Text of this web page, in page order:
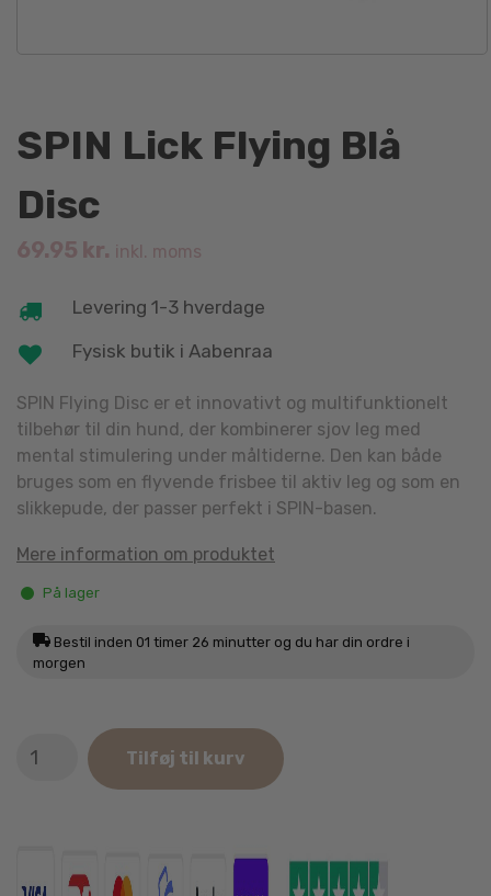
SPIN Lick Flying Blå
Disc
69.95 kr. inkl. moms
Levering 1-3 hverdage
Fysisk butik i Aabenraa
SPIN Flying Disc er et innovativt og multifunktionelt
tilbehør til din hund, der kombinerer sjov leg med
mental stimulering under måltiderne. Den kan både
bruges som en flyvende frisbee til aktiv leg og som en
slikkepude, der passer perfekt i SPIN-basen.
Mere information om produktet
På lager
Bestil inden 01 timer 26 minutter og du har din ordre i
morgen
Lick
Tilføj til kurv